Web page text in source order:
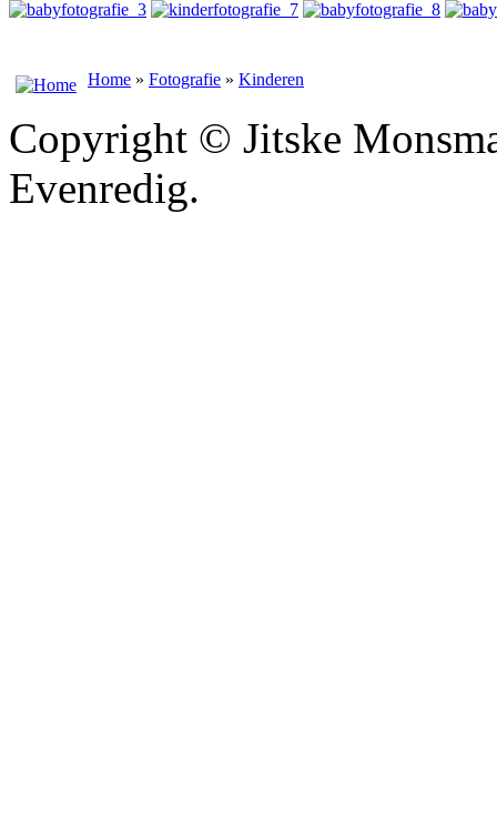
Home » Fotografie » Kinderen
Copyright © Jitske
Evenredig.